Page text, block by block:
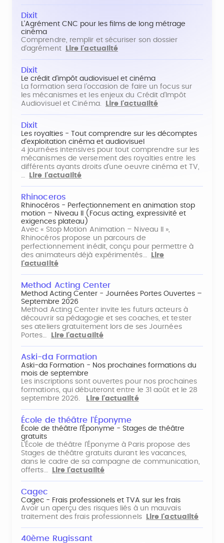
Dixit
L'Agrément CNC pour les films de long métrage
cinéma
Comprendre, remplir et sécuriser son dossier
d'agrément
Lire l'actualité
Dixit
Le crédit d'impôt audiovisuel et cinéma
La formation sera l'occasion de faire un focus sur
les mécanismes et les enjeux du Crédit d'Impôt
Audiovisuel et Cinéma.
Lire l'actualité
Dixit
Les royalties - Tout comprendre sur les décomptes
d'exploitation cinéma et audiovisuel
4 journées intensives pour tout comprendre sur les
mécanismes de versement des royalties entre les
différents ayants droits d'une oeuvre cinéma et TV,
…
Lire l'actualité
Rhinoceros
Rhinocéros - Perfectionnement en animation stop
motion – Niveau II (Focus acting, expressivité et
exigences plateau)
Avec « Stop Motion Animation – Niveau II »,
Rhinocéros propose un parcours de
perfectionnement inédit, conçu pour permettre à
des animateurs déjà expérimentés…
Lire
l'actualité
Method Acting Center
Method Acting Center - Journées Portes Ouvertes –
Septembre 2026
Method Acting Center invite les futurs acteurs à
découvrir sa pédagogie et ses coaches, et tester
ses ateliers gratuitement lors de ses Journées
Portes…
Lire l'actualité
Aski-da Formation
Aski-da Formation - Nos prochaines formations du
mois de septembre
Les inscriptions sont ouvertes pour nos prochaines
formations, qui débuteront entre le 31 août et le 28
septembre 2026.
Lire l'actualité
École de théâtre l'Éponyme
École de théâtre l'Éponyme - Stages de théâtre
gratuits
L'École de théâtre l'Éponyme à Paris propose des
Stages de théâtre gratuits durant les vacances,
dans le cadre de sa campagne de communication,
offerts…
Lire l'actualité
Cagec
Cagec - Frais professionels et TVA sur les frais
Avoir un aperçu des risques liés à un mauvais
traitement des frais professionnels
Lire l'actualité
40ème Rugissant